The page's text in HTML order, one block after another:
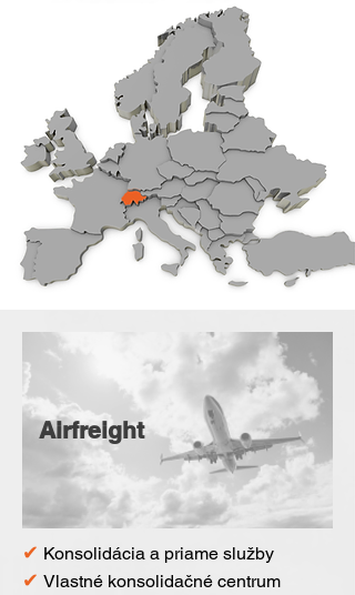
Airfreight
✔ Konsolidácia a priame služby
✔ Vlastné konsolidačné centrum